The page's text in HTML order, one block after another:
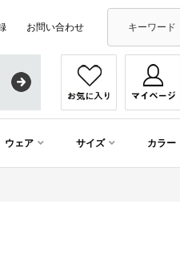
お問い合わせ
ウェア サイズ カラー